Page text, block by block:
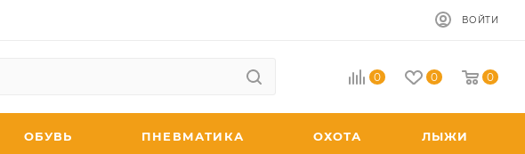
ВОЙТИ
0 0 0
ОБУВЬ ПНЕВМАТИКА ОХОТА ЛЫЖИ